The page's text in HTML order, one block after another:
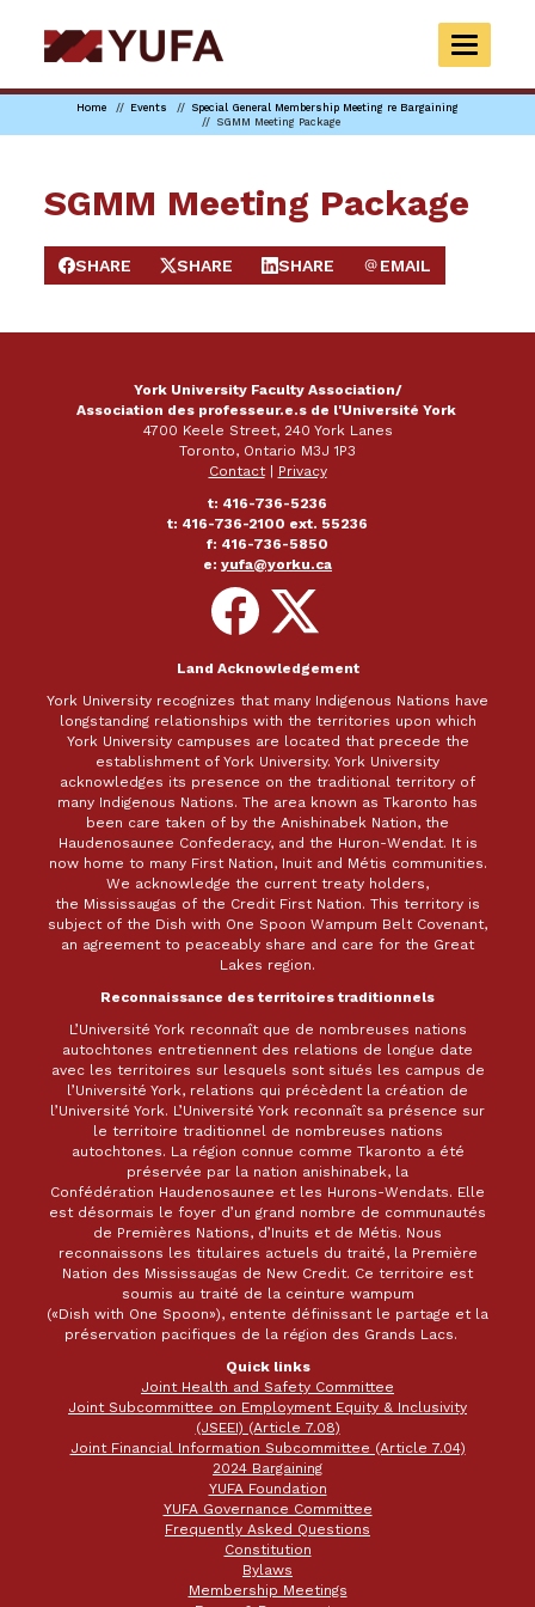
to
main
TOGGLE
Home Events
Special General Membership Meeting re Bargaining
SGMM Meeting Package
SGMM Meeting Package
SHARE ON FACEBOOK
SHARE
SHARE ON X
SHARE
SHARE ON LINKEDIN
SHARE
SEND EMAIL
EMAIL
York University Faculty Association/
Association des professeur.e.s de l'Université York
4700 Keele Street, 240 York Lanes
Toronto, Ontario M3J 1P3
Contact|
Privacy
t: 416-736-5236
t: 416-736-2100 ext. 55236
f: 416-736-5850
e: yufa@yorku.ca
Follow
on
Facebook
Follow
on
X
Land Acknowledgement
York University recognizes that many Indigenous Nations have
longstanding relationships with the territories upon which
York University campuses are located that precede the
establishment of York University. York University
acknowledges its presence on the traditional territory of
many Indigenous Nations. The area known as Tkaronto has
been care taken of by the Anishinabek Nation, the
Haudenosaunee Confederacy, and the Huron-Wendat. It is
now home to many First Nation, Inuit and Métis communities.
We acknowledge the current treaty holders,
the Mississaugas of the Credit First Nation. This territory is
subject of the Dish with One Spoon Wampum Belt Covenant,
an agreement to peaceably share and care for the Great
Lakes region.
Reconnaissance des territoires traditionnels
L’Université York reconnaît que de nombreuses nations
autochtones entretiennent des relations de longue date
avec les territoires sur lesquels sont situés les campus de
l’Université York, relations qui précèdent la création de
l’Université York. L’Université York reconnaît sa présence sur
le territoire traditionnel de nombreuses nations
autochtones. La région connue comme Tkaronto a été
préservée par la nation anishinabek, la
Confédération Haudenosaunee et les Hurons-Wendats. Elle
est désormais le foyer d’un grand nombre de communautés
de Premières Nations, d’Inuits et de Métis. Nous
reconnaissons les titulaires actuels du traité, la Première
Nation des Mississaugas de New Credit. Ce territoire est
soumis au traité de la ceinture wampum
(«Dish with One Spoon»), entente définissant le partage et la
préservation pacifiques de la région des Grands Lacs.
Quick links
Joint Health and Safety Committee
Joint Subcommittee on Employment Equity & Inclusivity
(JSEEI) (Article 7.08)
Joint Financial Information Subcommittee (Article 7.04)
2024 Bargaining
YUFA Foundation
YUFA Governance Committee
Frequently Asked Questions
Constitution
Bylaws
Membership Meetings